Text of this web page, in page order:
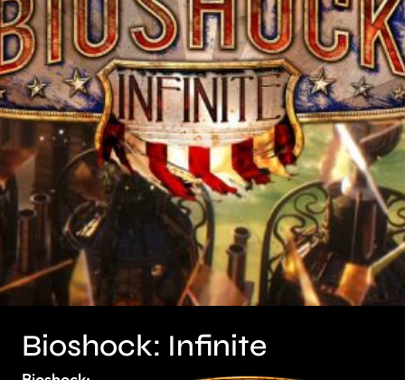
Bioshock: Infinite